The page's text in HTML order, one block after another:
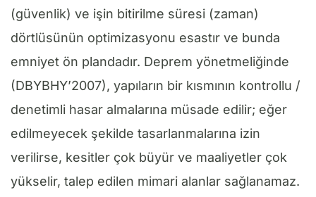
(güvenlik) ve işin bitirilme süresi (zaman)
dörtlüsünün optimizasyonu esastır ve bunda
emniyet ön plandadır. Deprem yönetmeliğinde
(DBYBHY’2007), yapıların bir kısmının kontrollu /
denetimli hasar almalarına müsade edilir; eğer
edilmeyecek şekilde tasarlanmalarına izin
verilirse, kesitler çok büyür ve maaliyetler çok
yükselir, talep edilen mimari alanlar sağlanamaz.